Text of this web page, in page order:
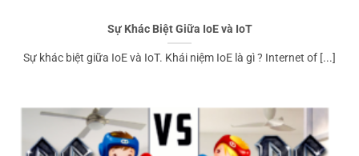
Sự Khác Biệt Giữa IoE và IoT
Sự khác biệt giữa IoE và IoT. Khái niệm IoE là gì ? Internet of [...]